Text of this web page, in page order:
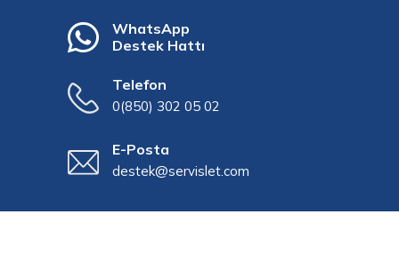
WhatsApp
Destek Hattı
Telefon
0(850) 302 05 02
E-Posta
destek@servislet.com